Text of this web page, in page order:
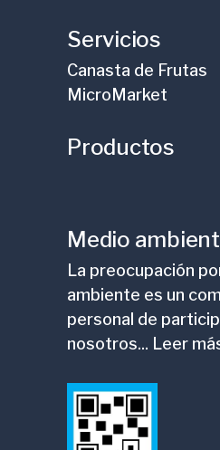
Servicios
Canasta de Frutas
MicroMarket
Productos
Medio
La preocupación
ambiente es un
personal de
nosotros... Leer